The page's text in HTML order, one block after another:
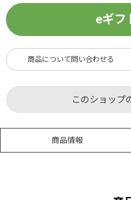
eギフ
商品について問い合わせる
このショップ
商品情報